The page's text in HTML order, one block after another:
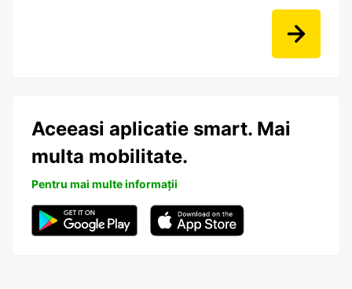
Aceeasi aplicatie smart. Mai
multa mobilitate.
Pentru mai multe informații